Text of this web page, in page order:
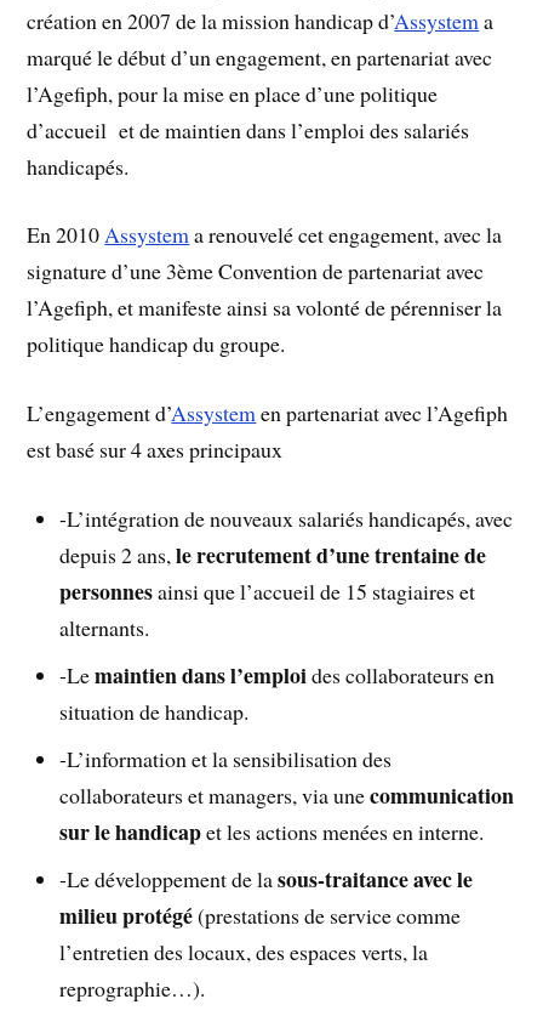
création en 2007 de la mission handicap d’Assystem a
marqué le début d’un engagement, en partenariat avec
l’Agefiph, pour la mise en place d’une politique
d’accueil et de maintien dans l’emploi des salariés
handicapés.
En 2010Assystema renouvelé cet engagement, avec la
signature d’une 3ème Convention de partenariat avec
l’Agefiph, et manifeste ainsi sa volonté de pérenniser la
politique handicap du groupe.
L’engagement d’Assystemen partenariat avec l’Agefiph
est basé sur 4 axes principaux
-L’intégration de nouveaux salariés handicapés, avec
depuis 2 ans,le recrutement d’une trentaine de
personnesainsi que l’accueil de 15 stagiaires et
alternants.
-Lemaintien dans l’emploides collaborateurs en
situation de handicap.
-L’information et la sensibilisation des
collaborateurs et managers, via unecommunication
sur le handicapet les actions menées en interne.
-Le développement de lasous-traitance avec le
milieu protégé(prestations de service comme
l’entretien des locaux, des espaces verts, la
reprographie…).